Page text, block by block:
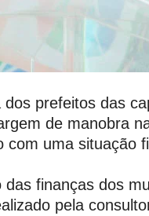
dos prefeitos das
de manobra
com uma situação
das finanças dos
pela